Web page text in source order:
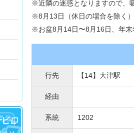
※近隣の迷惑となりますので、
※8月13日（休日の場合を除く
※お盆8月14日〜8月16日、年
行先 【14】大津駅
経由
系統 1202